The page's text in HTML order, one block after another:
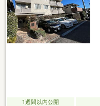
1週間以内公開